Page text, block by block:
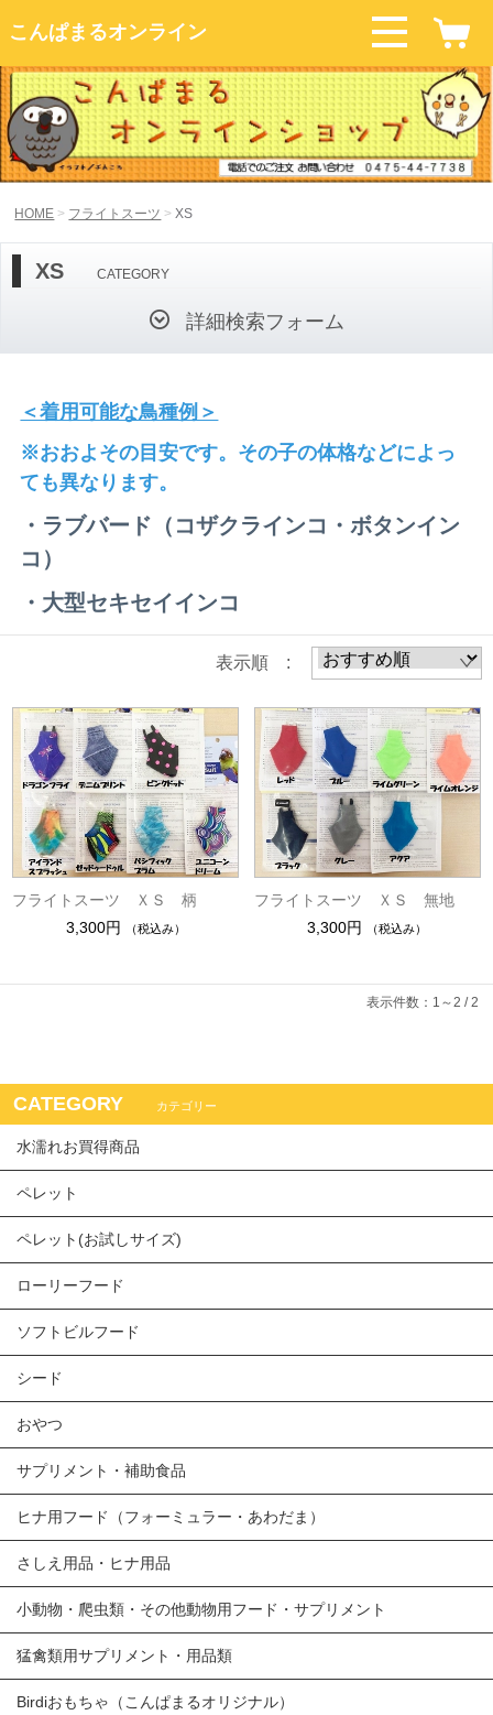
こんぱまるオンライン
HOME フライトスーツ XS
XS CATEGORY
詳細検索フォーム
＜着用可能な鳥種例＞
※おおよその目安です。その子の体格などによっ
ても異なります。
・ラブバード（コザクラインコ・ボタンイン
コ）
・大型セキセイインコ
表示順 :
フライトスーツ ＸＳ 柄
3,300円
（税込み）
フライトスーツ ＸＳ 無地
3,300円
（税込み）
表示件数：1～2 / 2
CATEGORY カテゴリー
水濡れお買得商品
ペレット
ペレット(お試しサイズ)
ローリーフード
ソフトビルフード
シード
おやつ
サプリメント・補助食品
ヒナ用フード（フォーミュラー・あわだま）
さしえ用品・ヒナ用品
小動物・爬虫類・その他動物用フード・サプリメント
猛禽類用サプリメント・用品類
Birdiおもちゃ（こんぱまるオリジナル）